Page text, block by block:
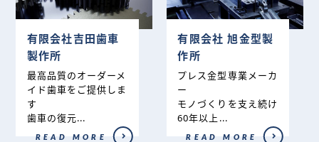
有限会社吉田歯車
製作所
最高品質のオーダーメ
イド歯車をご提供しま
す
歯車の復元...
READ MORE
有限会社 旭金型製
作所
プレス金型専業メーカ
ー
モノづくりを支え続け
60年以上...
READ MORE